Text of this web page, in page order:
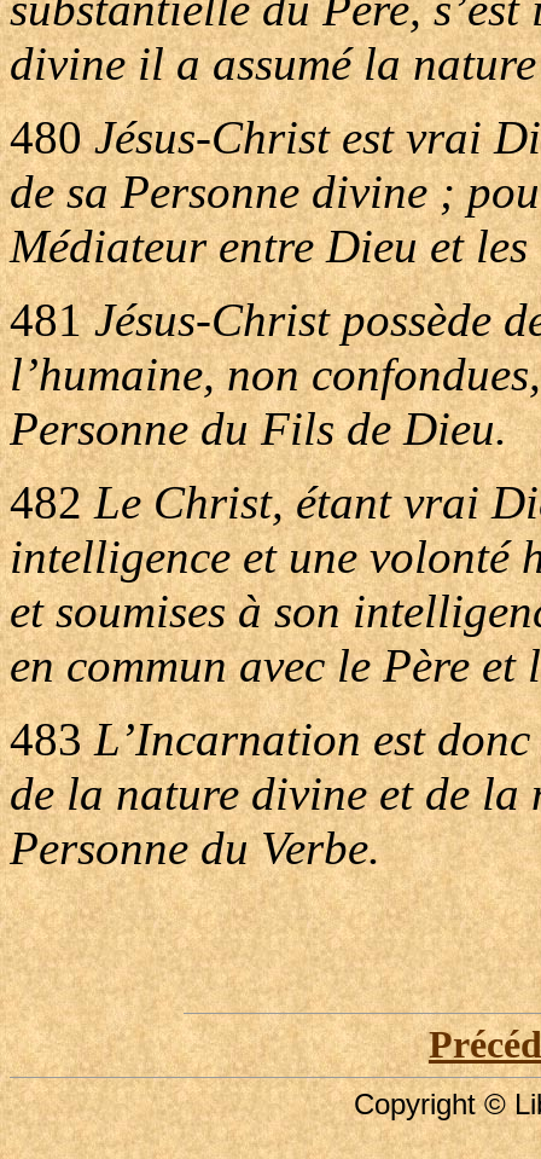
divine il a assumé la
480Jésus-Christ est vrai
de sa Personne divine ;
Médiateur entre Dieu et les
481Jésus-Christ possède
l’humaine, non
Personne du Fils de Dieu.
482Le Christ, étant vrai
intelligence et une volonté
et soumises à son
en commun avec le Père
483L’Incarnation est donc
de la nature divine et de la
Personne du Verbe.
Copyright ©